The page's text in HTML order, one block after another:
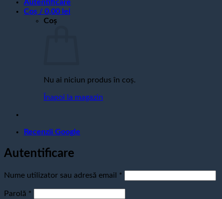
Autentificare
Coș / 0,00 lei
Coș
Nu ai niciun produs în coș.
Înapoi la magazin
Recenzii Google
Autentificare
Nume utilizator sau adresă email *
Parolă *